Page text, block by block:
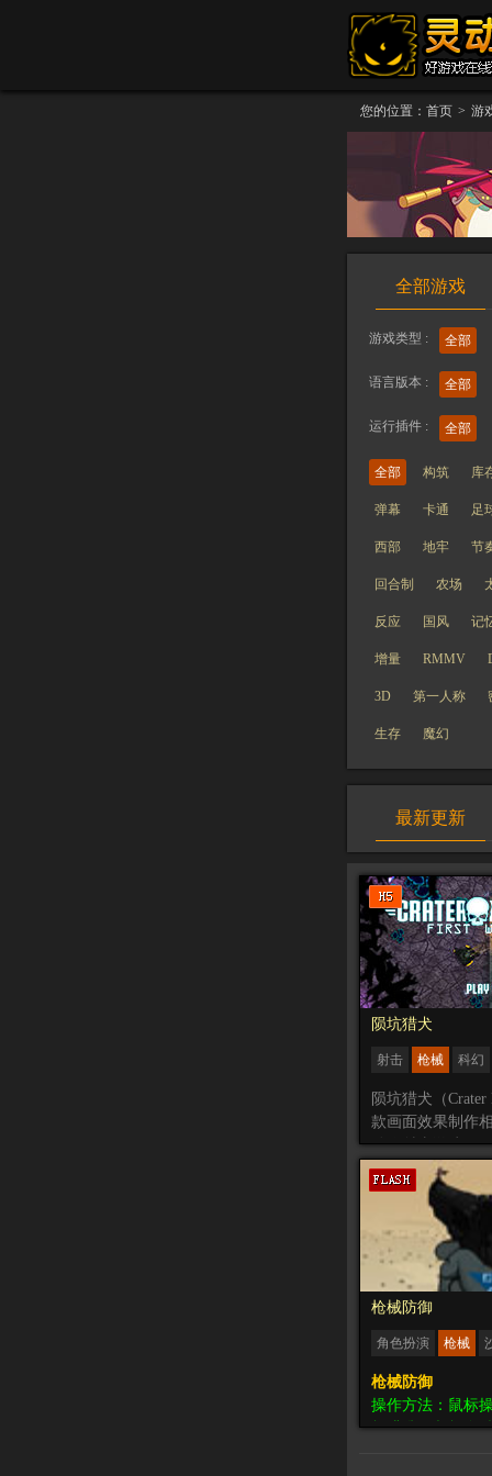
您的位置： 首页 > 游
全部游戏
游戏类型 : 全部
语言版本 : 全部
运行插件 : 全部
全部 构筑 库
弹幕 卡通 足
西部 地牢 节
回合制 农场
反应 国风 记
增量 RMMV
3D 第一人称
生存 魔幻
最新更新
陨坑猎犬
射击 枪械
科幻
动作
陨坑猎犬（Crater
款画面效果制作
动作射击游戏，
一名特战英雄携
入即将吞噬MC-
涡和地外生物进
中的角色操作方
可以投掷手雷，
集武器，在有信
机甲进行战斗，
觉类似STEAM
《地狱潜者》，
相当到位，每种
现的较为丰富。
枪械防御
角色扮演 枪械
枪械防御
操作方法：鼠标
标瞄准，鼠标左